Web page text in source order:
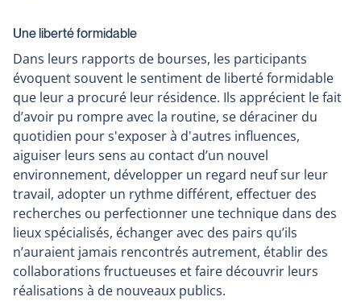
Une liberté formidable
Dans leurs rapports de bourses, les participants
évoquent souvent le sentiment de liberté formidable
que leur a procuré leur résidence. Ils apprécient le fait
d’avoir pu rompre avec la routine, se déraciner du
quotidien pour s'exposer à d'autres influences,
aiguiser leurs sens au contact d’un nouvel
environnement, développer un regard neuf sur leur
travail, adopter un rythme différent, effectuer des
recherches ou perfectionner une technique dans des
lieux spécialisés, échanger avec des pairs qu’ils
n’auraient jamais rencontrés autrement, établir des
collaborations fructueuses et faire découvrir leurs
réalisations à de nouveaux publics.